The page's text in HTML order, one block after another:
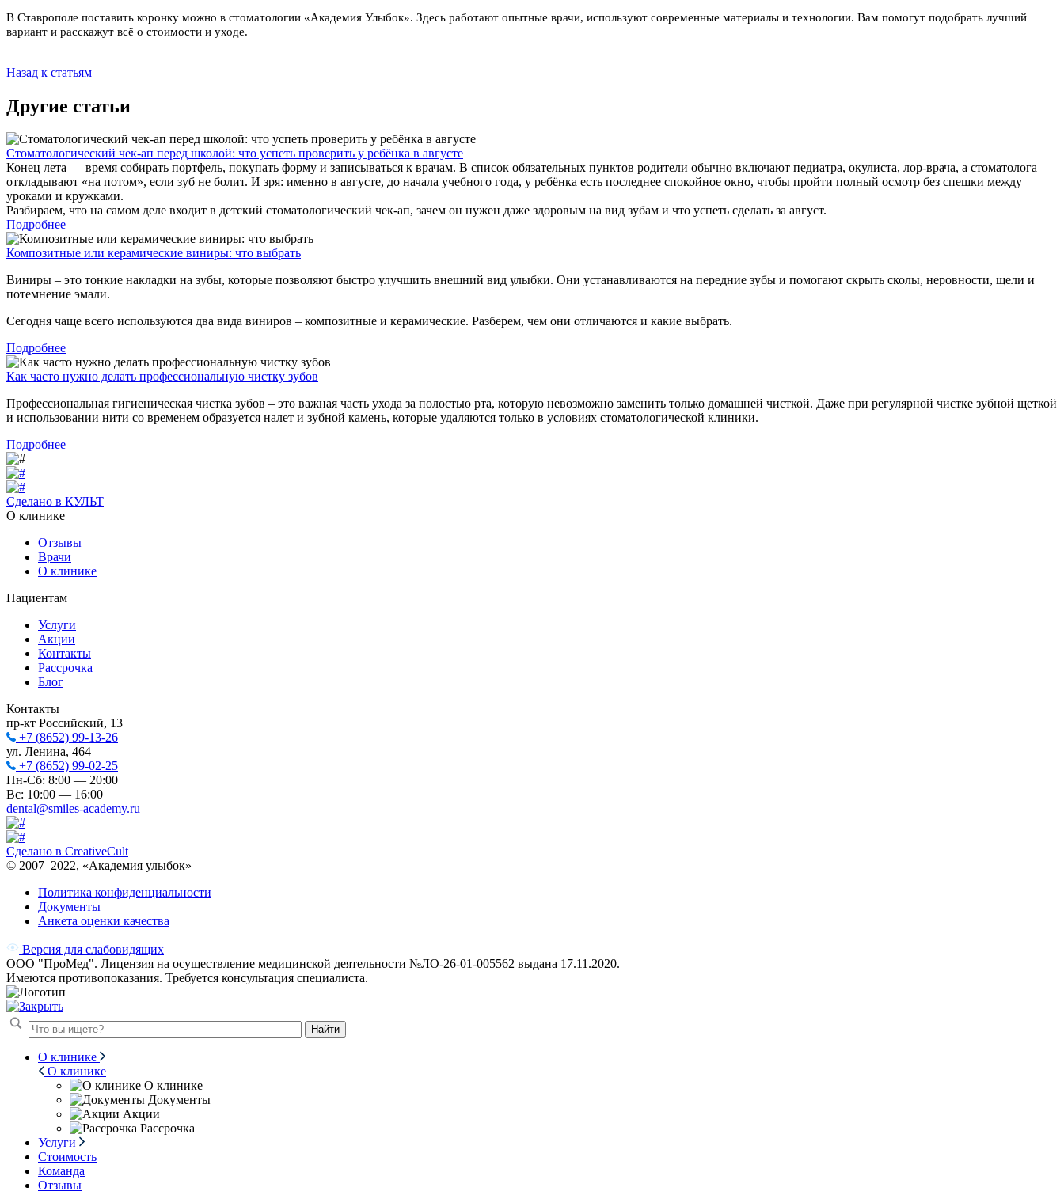
В Ставрополе поставить коронку можно в стоматологии «Академия Улыбок». Здесь работают опытные врачи, используют современные материалы и технологии. Вам помогут подобрать лучший
вариант и расскажут всё о стоимости и уходе.
Назад к статьям
Другие статьи
Стоматологический чек-ап перед школой: что успеть проверить у ребёнка в августе
Конец лета — время собирать портфель, покупать форму и записываться к врачам. В список обязательных пунктов родители обычно включают педиатра, окулиста, лор-врача, а стоматолога
откладывают «на потом», если зуб не болит. И зря: именно в августе, до начала учебного года, у ребёнка есть последнее спокойное окно, чтобы пройти полный осмотр без спешки между
уроками и кружками.
Разбираем, что на самом деле входит в детский стоматологический чек-ап, зачем он нужен даже здоровым на вид зубам и что успеть сделать за август.
Подробнее
Композитные или керамические виниры: что выбрать
Виниры – это тонкие накладки на зубы, которые позволяют быстро улучшить внешний вид улыбки. Они устанавливаются на передние зубы и помогают скрыть сколы, неровности, щели и
потемнение эмали.
Сегодня чаще всего используются два вида виниров – композитные и керамические. Разберем, чем они отличаются и какие выбрать.
Подробнее
Как часто нужно делать профессиональную чистку зубов
Профессиональная гигиеническая чистка зубов – это важная часть ухода за полостью рта, которую невозможно заменить только домашней чисткой. Даже при регулярной чистке зубной щеткой
и использовании нити со временем образуется налет и зубной камень, которые удаляются только в условиях стоматологической клиники.
Подробнее
Сделано в КУЛЬТ
О клинике
Отзывы
Врачи
О клинике
Пациентам
Услуги
Акции
Контакты
Рассрочка
Блог
Контакты
пр-кт Российский, 13
+7 (8652) 99-13-26
ул. Ленина, 464
+7 (8652) 99-02-25
Пн-Сб: 8:00 — 20:00
Вс: 10:00 — 16:00
dental@smiles-academy.ru
Сделано в CreativeCult
© 2007–2022, «Академия улыбок»
Политика конфиденциальности
Документы
Анкета оценки качества
Версия для слабовидящих
ООО "ПроМед". Лицензия на осуществление медицинской деятельности №ЛО-26-01-005562 выдана 17.11.2020.
Имеются противопоказания. Требуется консультация специалиста.
Найти
О клинике
О клинике
О клинике
Документы
Акции
Рассрочка
Услуги
Стоимость
Команда
Отзывы